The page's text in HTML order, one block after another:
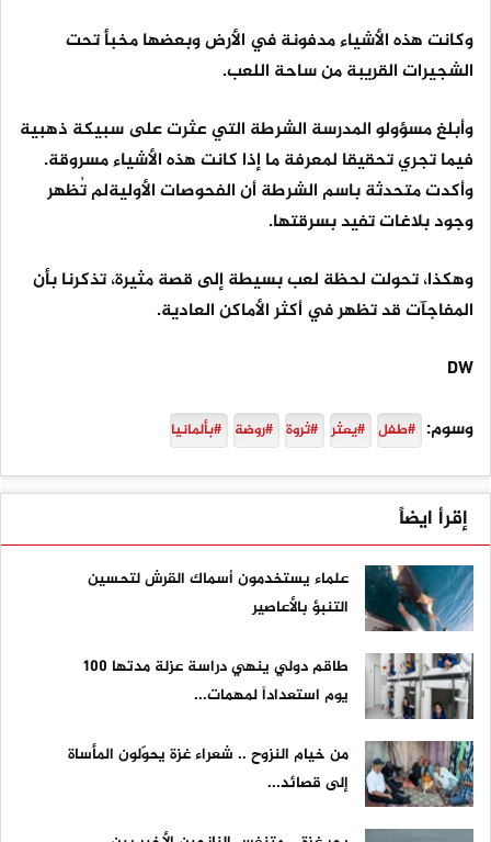
وكانت هذه الأشياء مدفونة في الأرض وبعضها مخبأ تحت
الشجيرات القريبة من ساحة اللعب.
وأبلغ مسؤولو المدرسة الشرطة التي عثرت على سبيكة ذهبية
فيما تجري تحقيقا لمعرفة ما إذا كانت هذه الأشياء مسروقة.
وأكدت متحدثة باسم الشرطة أن الفحوصات الأوليةلم تُظهر
وجود بلاغات تفيد بسرقتها.
وهكذا، تحولت لحظة لعب بسيطة إلى قصة مثيرة، تذكرنا بأن
المفاجآت قد تظهر في أكثر الأماكن العادية.
DW
وسوم: #طفل #يعثر #ثروة #روضة #بألمانيا
إقرأ ايضاً
علماء يستخدمون أسماك القرش لتحسين
التنبؤ بالأعاصير
طاقم دولي ينهي دراسة عزلة مدتها 100
يوم استعداداً لمهمات...
من خيام النزوح .. شعراء غزة يحوّلون المأساة
إلى قصائد...